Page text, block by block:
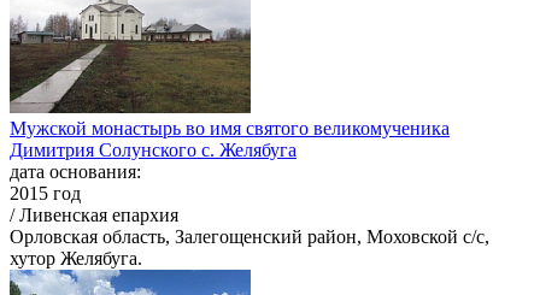
Мужской монастырь во имя святого великомученика
Димитрия Солунского с. Желябуга
дата основания:
2015 год
/ Ливенская епархия
Орловская область, Залегощенский район, Моховской с/с,
хутор Желябуга.